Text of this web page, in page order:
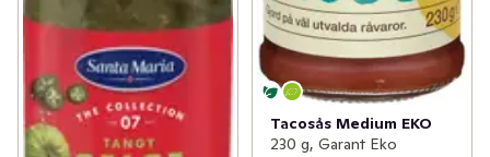
Tacosås Medium EKO
230 g, Garant Eko